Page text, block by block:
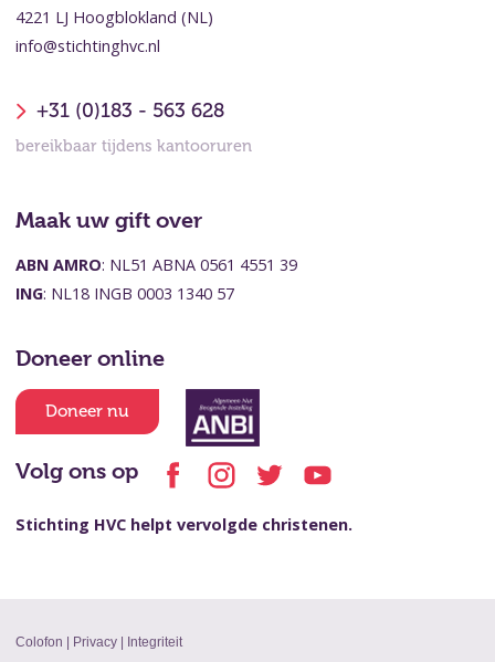
4221 LJ Hoogblokland (NL)
info@stichtinghvc.nl
+31 (0)183 - 563 628
bereikbaar tijdens kantooruren
Maak uw gift over
ABN AMRO: NL51 ABNA 0561 4551 39
ING: NL18 INGB 0003 1340 57
Doneer online
Doneer nu
Volg ons op
Stichting HVC helpt vervolgde christenen.
Colofon Privacy| Integriteit